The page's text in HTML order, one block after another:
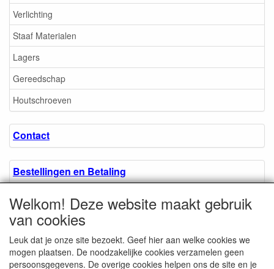
Verlichting
Staaf Materialen
Lagers
Gereedschap
Houtschroeven
Contact
Bestellingen en Betaling
Algemene voorwaarden
Over ons.
Welkom! Deze website maakt gebruik
van cookies
Leuk dat je onze site bezoekt. Geef hier aan welke cookies we
mogen plaatsen. De noodzakelijke cookies verzamelen geen
persoonsgegevens. De overige cookies helpen ons de site en je